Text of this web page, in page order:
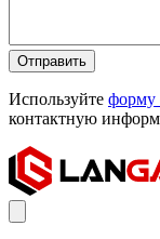
Отправить
Используйте форму
контактную